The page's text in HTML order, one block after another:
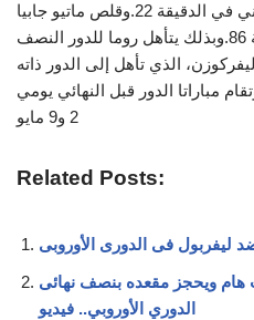
ثم أضاف باولو ديبالا الهدف الثاني في الدقيقة 22.وقلص ماتيو جابيا
النتيجة للميلان في الدقيقة 86.وبذلك يتأهل روما للدور النصف
الذي تأهل إلى الدور ذاته
مباراتا الدور قبل النهائي يومي
2 و9 مايو
Related Posts:
ليفربول فى الدورى الأوروبى
هام ويحجز مقعده بنصف نهائى
الدوري الأوروبي.. فيديو